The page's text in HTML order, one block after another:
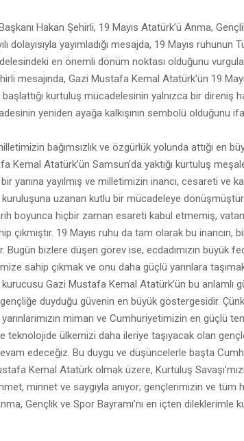
Hakan Şehirli, 19 Mayıs Atatürk’ü Anma,
dolayısıyla yayımladığı mesajda, 19 Mayıs ruhunun
en önemli dönüm noktası olduğunu
mesajında, Gazi Mustafa Kemal Atatürk’ün 19
başlattığı kurtuluş mücadelesinin yalnızca bir direniş
yeniden ayağa kalkışının sembolü olduğunu
bağımsızlık ve özgürlük yolunda attığı en
Kemal Atatürk’ün Samsun’da yaktığı kurtuluş
yanına yayılmış ve milletimizin inancı, cesareti ve
uzanan kutlu bir mücadeleye dönüşmüştür.
boyunca hiçbir zaman esareti kabul etmemiş,
çıkmıştır. 19 Mayıs ruhu da tam olarak bu inancın,
Bugün bizlere düşen görev ise, ecdadımızın büyük
sahip çıkmak ve onu daha güçlü yarınlara
Gazi Mustafa Kemal Atatürk’ün bu anlamlı
duyduğu güvenin en büyük göstergesidir.
mimarı ve Cumhuriyetimizin en güçlü
teknolojide ülkemizi daha ileriye taşıyacak olan
edeceğiz. Bu duygu ve düşüncelerle başta
Kemal Atatürk olmak üzere, Kurtuluş
minnet ve saygıyla anıyor; gençlerimizin ve tüm
Gençlik ve Spor Bayramı’nı en içten dileklerimle